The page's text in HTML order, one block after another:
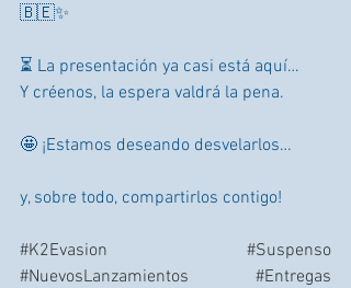
🇧🇪✨
⏳ La presentación ya casi está aquí…
Y créenos, la espera valdrá la pena.
🤩 ¡Estamos deseando desvelarlos…
y, sobre todo, compartirlos contigo!
#K2Evasion
#Suspenso
#NuevosLanzamientos
#Entregas